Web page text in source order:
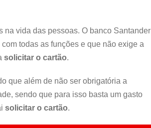
na vida das pessoas. O banco Santander
todas as funções e que não exige a
solicitar o cartão.
que além de não ser obrigatória a
sendo que para isso basta um gasto
solicitar o cartão.